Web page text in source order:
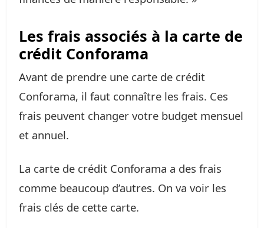
Les frais associés à la carte de
crédit Conforama
Avant de prendre une carte de crédit
Conforama, il faut connaître les frais. Ces
frais peuvent changer votre budget mensuel
et annuel.
La carte de crédit Conforama a des frais
comme beaucoup d’autres. On va voir les
frais clés de cette carte.